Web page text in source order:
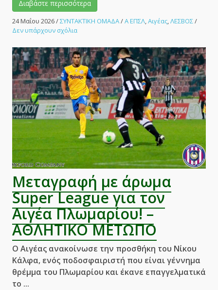
Διαβάστε περισσότερα
24 Μαΐου 2026/ΣΥΝΤΑΚΤΙΚΗ ΟΜΑΔΑ/Α ΕΠΣΛ,Αιγέας,ΛΕΣΒΟΣ/
Δεν υπάρχουν σχόλιαστο
παραμονές
στο
Πλωμάρι!
Μεταγραφή με άρωμα
Super League για τον
Αιγέα Πλωμαρίου! –
ΑΘΛΗΤΙΚΟ ΜΕΤΩΠΟ
Ο Αιγέας ανακοίνωσε την προσθήκη του Νίκου
Κάλφα, ενός ποδοσφαιριστή που είναι γέννημα
θρέμμα του Πλωμαρίου και έκανε επαγγελματικά
το ...